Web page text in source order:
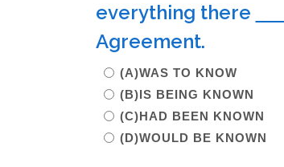
everything there
Agreement.
(A)WAS TO KNOW
(B)IS BEING KNOWN
(C)HAD BEEN KNOWN
(D)WOULD BE KNOWN